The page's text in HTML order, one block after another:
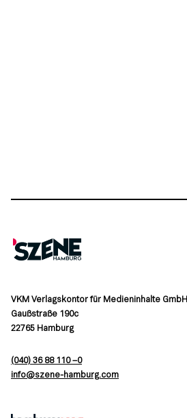
VKM Verlagskontor für Medieninhalte GmbH
Gaußstraße 190c
22765 Hamburg
(040) 36 88 110 –0
moc.grubmah-enezs@ofni